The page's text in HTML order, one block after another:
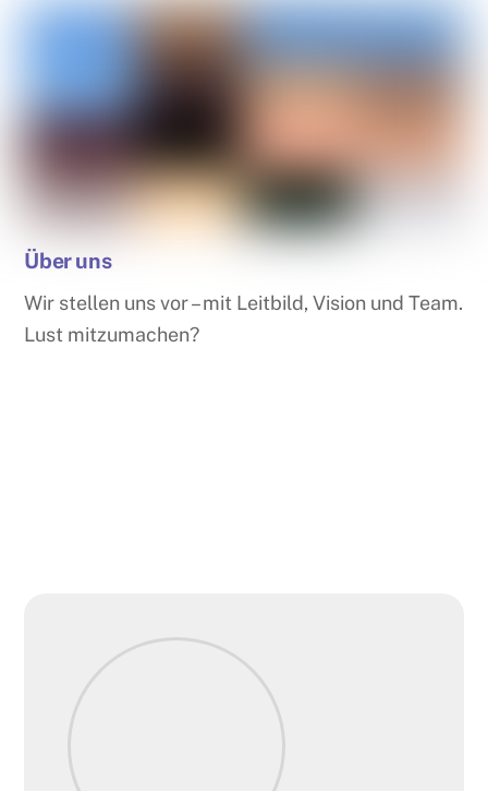
Über uns
Wir stellen uns vor – mit Leitbild, Vision und Team.
Lust mitzumachen?